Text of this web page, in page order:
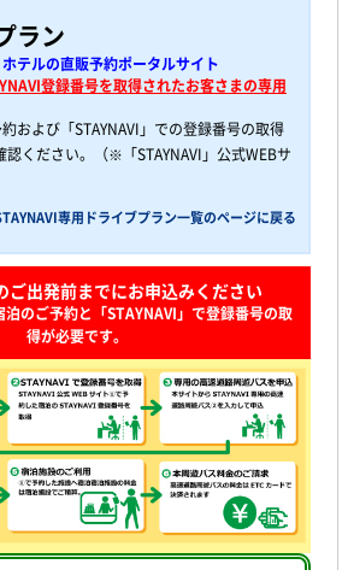
ラン
テルの直販予約ポータルサイト
登録番号を取得されたお客さまの専用
および「STAYNAVI」での登録番号の取得
認ください。（※「STAYNAVI」公式WEBサ
専用ドライブプラン一覧のページに戻る
ご出発前までにお申込みください
のご予約と「STAYNAVI」で登録番号の取
得が必要です。